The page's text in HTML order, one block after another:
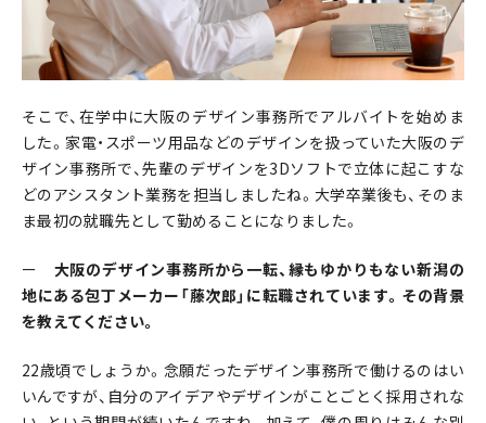
そこで、在学中に大阪のデザイン事務所でアルバイトを始めま
した。家電・スポーツ用品などのデザインを扱っていた大阪のデ
ザイン事務所で、先輩のデザインを3Dソフトで立体に起こすな
どのアシスタント業務を担当しましたね。大学卒業後も、そのま
ま最初の就職先として勤めることになりました。
ー 大阪のデザイン事務所から一転、縁もゆかりもない新潟の
地にある包丁メーカー「藤次郎」に転職されています。その背景
を教えてください。
22歳頃でしょうか。念願だったデザイン事務所で働けるのはい
いんですが、自分のアイデアやデザインがことごとく採用されな